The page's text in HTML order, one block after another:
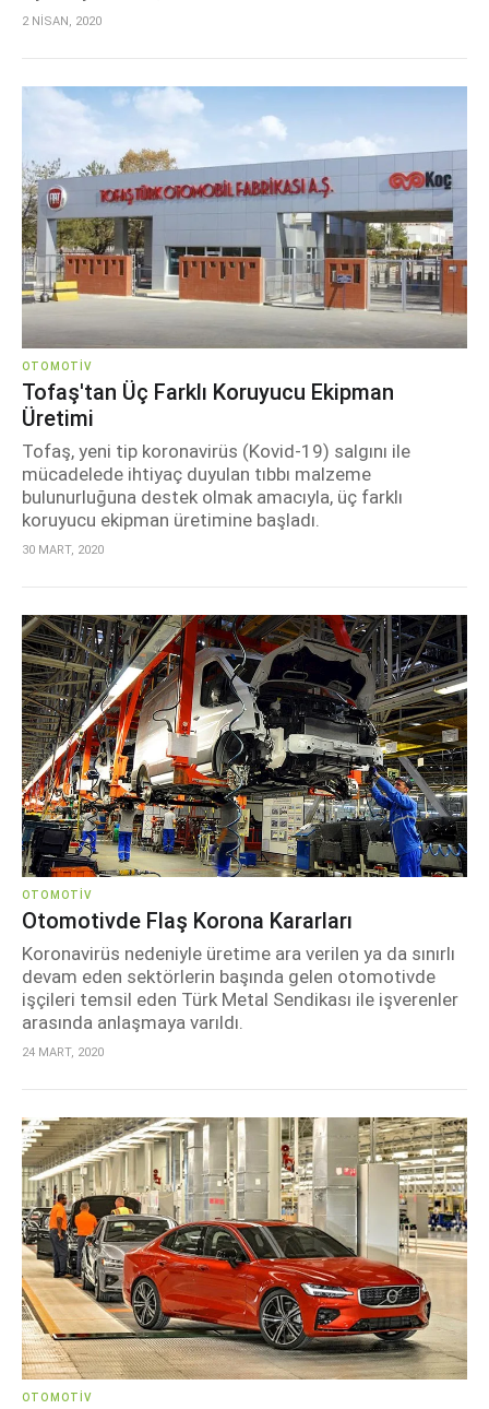
2 NİSAN, 2020
OTOMOTIV
Tofaş'tan Üç Farklı Koruyucu Ekipman
Üretimi
Tofaş, yeni tip koronavirüs (Kovid-19) salgını ile
mücadelede ihtiyaç duyulan tıbbı malzeme
bulunurluğuna destek olmak amacıyla, üç farklı
koruyucu ekipman üretimine başladı.
30 MART, 2020
OTOMOTIV
Otomotivde Flaş Korona Kararları
Koronavirüs nedeniyle üretime ara verilen ya da sınırlı
devam eden sektörlerin başında gelen otomotivde
işçileri temsil eden Türk Metal Sendikası ile işverenler
arasında anlaşmaya varıldı.
24 MART, 2020
OTOMOTIV